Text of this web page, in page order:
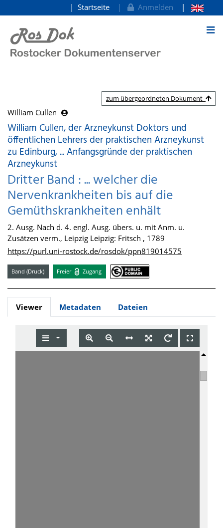
zum Inhalt
Startseite Anmelden
zum übergeordneten Dokument
William Cullen
William Cullen, der Arzneykunst Doktors und
öffentlichen Lehrers der praktischen Arzneykunst
zu Edinburg, ... Anfangsgründe der praktischen
Arzneykunst
Dritter Band : ... welcher die
Nervenkrankheiten bis auf die
Gemüthskrankheiten enhält
2. Ausg. Nach d. 4. engl. Ausg. übers. u. mit Anm. u.
Zusätzen verm., Leipzig Leipzig: Fritsch , 1789
https://purl.uni-rostock.de/rosdok/ppn819014575
Band (Druck) Freier Zugang
Viewer Metadaten Dateien